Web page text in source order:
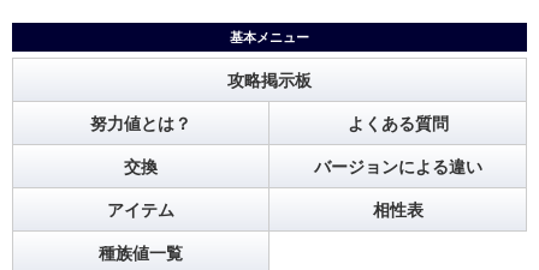
基本メニュー
攻略掲示板
努力値とは？ よくある質問
交換 バージョンによる違い
アイテム 相性表
種族値一覧